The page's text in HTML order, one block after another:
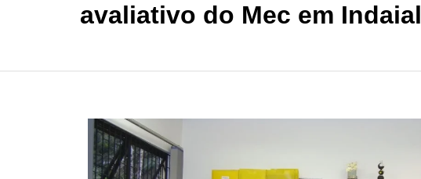
avaliativo do Mec em Indaial